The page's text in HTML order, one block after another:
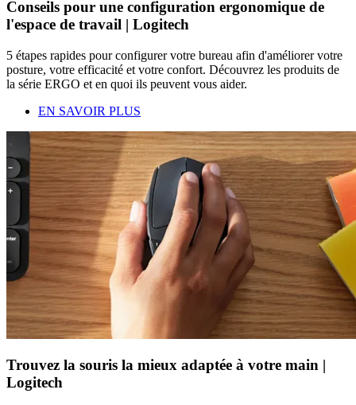
Conseils pour une configuration ergonomique de
l'espace de travail | Logitech
5 étapes rapides pour configurer votre bureau afin d'améliorer votre
posture, votre efficacité et votre confort. Découvrez les produits de
la série ERGO et en quoi ils peuvent vous aider.
EN SAVOIR PLUS
Trouvez la souris la mieux adaptée à votre main |
Logitech